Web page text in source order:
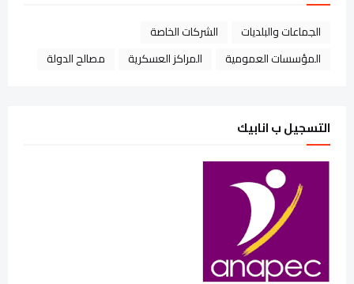
الجماعات والبلديات
الشركات الخاصة
المؤسسات العمومية
المراكز العسكرية مصالح الدولة
التسجيل ب انابيك